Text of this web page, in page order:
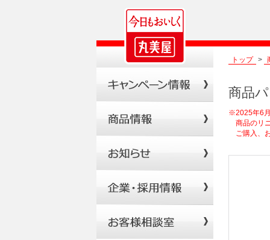
トップ >
商品
※2025年6
商品のリ
ご購入、